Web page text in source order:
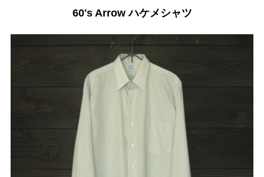
60's Arrow ハケメシャツ